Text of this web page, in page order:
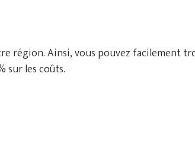
région. Ainsi, vous pouvez facilement
sur les coûts.